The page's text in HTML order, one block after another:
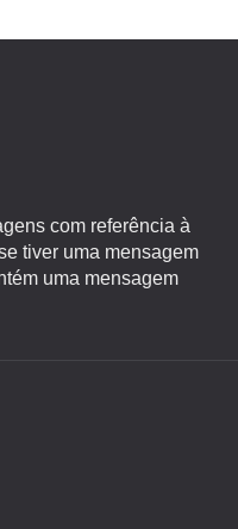
com referência à
tiver uma mensagem
uma mensagem